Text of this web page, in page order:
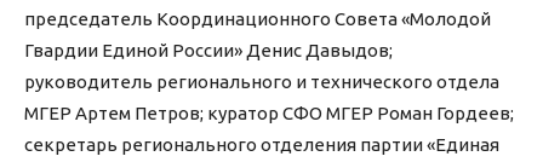
председатель Координационного Совета «Молодой
Гвардии Единой России» Денис Давыдов;
руководитель регионального и технического отдела
МГЕР Артем Петров; куратор СФО МГЕР Роман Гордеев;
секретарь регионального отделения партии «Единая